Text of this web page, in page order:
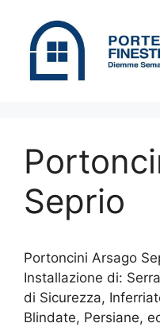
contenuto
Seprio
Portoncini Arsago
Installazione di:
di Sicurezza,
Blindate, Persiane,